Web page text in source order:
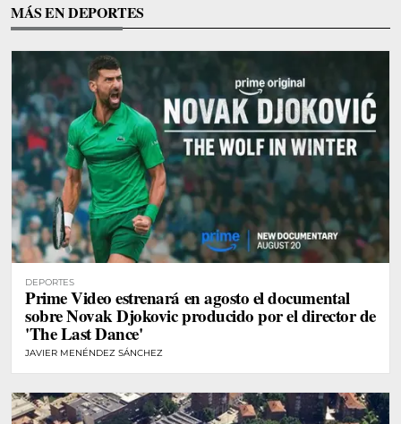
MÁS EN DEPORTES
DEPORTES
Prime Video estrenará en agosto el documental
sobre Novak Djokovic producido por el director de
'The Last Dance'
JAVIER MENÉNDEZ SÁNCHEZ